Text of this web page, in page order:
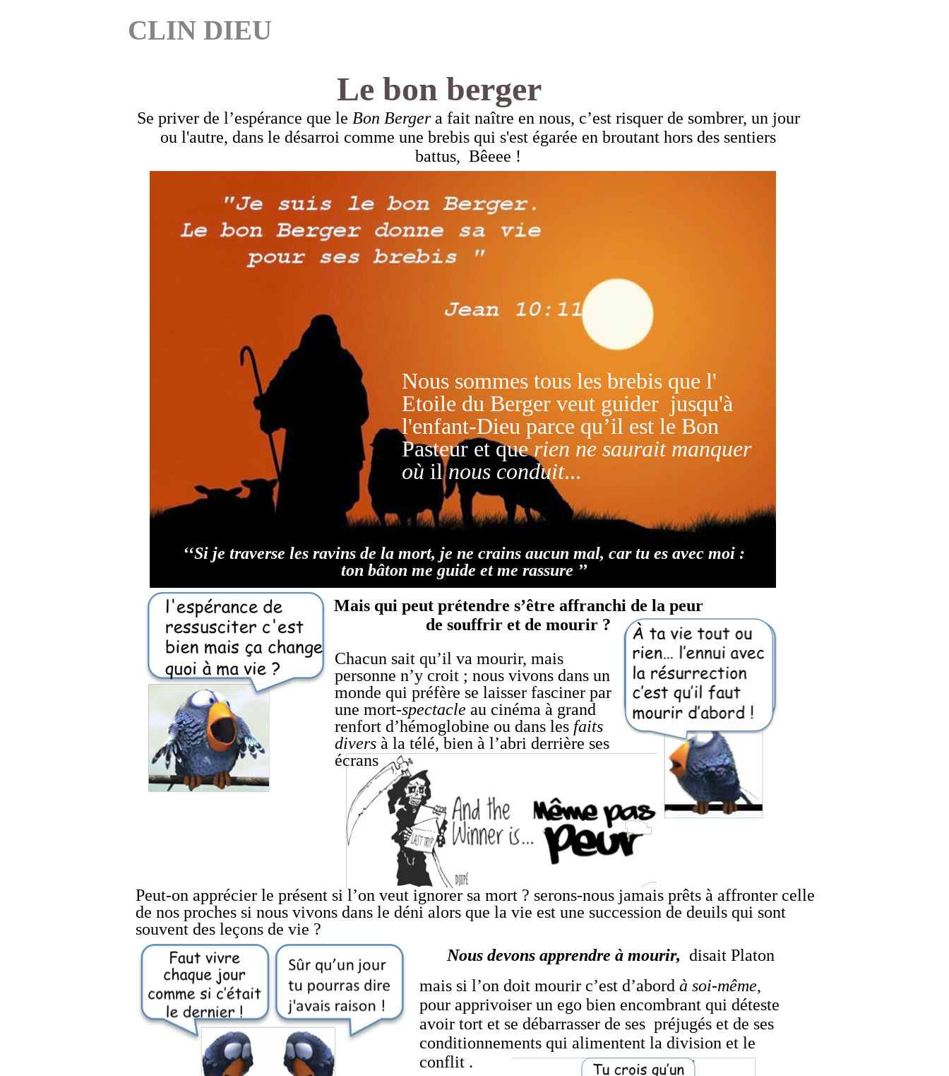
CLIN DIEU
Le bon berger
Se priver de l’espérance que le Bon Bergera fait naître en nous, c’est risquer de sombrer, un jour
ou l'autre, dans le désarroi comme une brebis qui s'est égarée en broutant hors des sentiers
battus, Bêeee !
Nous sommes tous les brebis que l'
Etoile du Berger veut guider jusqu'à
l'enfant-Dieu parce qu’il est le Bon
Pasteur et querien ne saurait manquer
où ilnous conduit...
‘‘Si je traverse les ravins de la mort, je ne crains aucun mal, car tu es avec moi :
ton bâton me guide et me rassure ’’
Mais qui peut prétendre s’être affranchi de la peur
de souffrir et de mourir ?
Peut-on apprécier le présent si l’on veut ignorer sa mort ? serons-nous jamais prêts à affronter celle
de nos proches si nous vivons dans le déni alors que la vie est une succession de deuils qui sont
souvent des leçons de vie ?
Chacun sait qu’il va mourir, mais
personne n’y croit ; nous vivons dans un
monde qui préfère se laisser fasciner par
une mort-spectacle au cinéma à grand
renfort d’hémoglobine ou dans les faits
diversà la télé, bien à l’abri derrière ses
écrans
Nous devons apprendre à mourir, disait Platon
mais si l’on doit mourir c’est d’abord à soi-même,
pour apprivoiser un ego bien encombrant qui déteste
avoir tort et se débarrasser de ses préjugés et de ses
conditionnements qui alimentent la division et le
conflit .